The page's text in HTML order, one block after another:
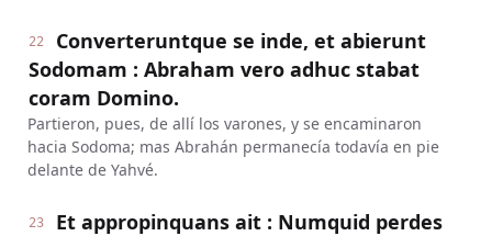
22
Converteruntque se inde, et abierunt
Sodomam : Abraham vero adhuc stabat
coram Domino.
Partieron, pues, de allí los varones, y se encaminaron
hacia Sodoma; mas Abrahán permanecía todavía en pie
delante de Yahvé.
23
Et appropinquans ait : Numquid perdes